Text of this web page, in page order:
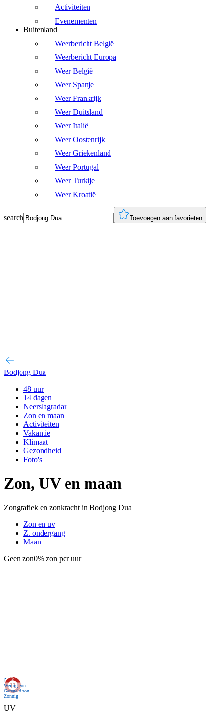
Activiteiten
Evenementen
Buitenland
Weerbericht België
Weerbericht Europa
Weer België
Weer Spanje
Weer Frankrijk
Weer Duitsland
Weer Italië
Weer Oostenrijk
Weer Griekenland
Weer Portugal
Weer Turkije
Weer Kroatië
search Toevoegen aan favorieten
Bodjong Dua
48 uur
14 dagen
Neerslagradar
Zon en maan
Activiteiten
Vakantie
Klimaat
Gezondheid
Foto's
Zon, UV en maan
Zongrafiek en zonkracht in Bodjong Dua
Zon en uv
Z. ondergang
Maan
Geen zon0% zon per uur
Nu
Weinig zon
Geregeld zon
Zonnig
UV